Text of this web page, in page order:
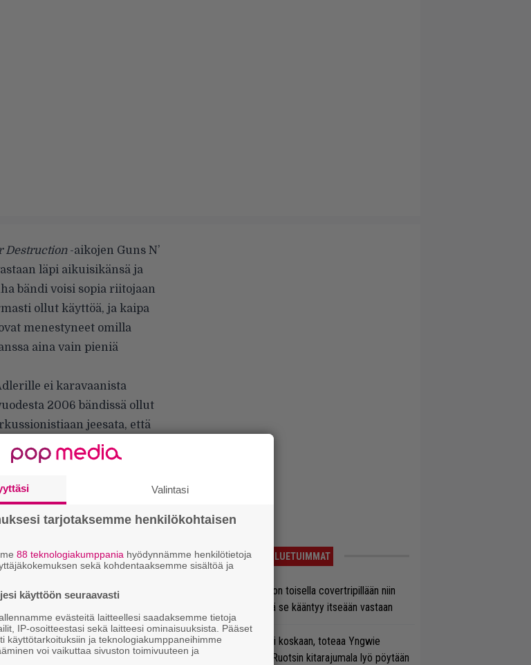
Destruction-aikojen Guns N’
läpi aikuisikänsä ja
bändi voisi sopia riitojaan
ollut käyttöä, ja kaipa
menestyneet omilla
aina vain pieniä
ei karavaanista
2006 bändissä ollut
jeesata, että
keikalle kahden
Sirius XM -kanavan
annin tekstimuodossa.
LUETUIMMAT
Arvio: Saimaa on toisella covertripillään niin
suvereeni, että se kääntyy itseään vastaan
Se on nyt tai ei koskaan, toteaa Yngwie
Malmsteen – Ruotsin kitarajumala lyö pöytään
Valintasi
tarjotaksemme henkilökohtaisen
88 teknologiakumppania hyödynnämme henkilötietoja
sekä kohdentaaksemme sisältöä ja
käyttöön seuraavasti
evästeitä laitteellesi saadaksemme tietoja
IP-osoitteestasi sekä laitteesi ominaisuuksista. Pääset
käyttötarkoituksiin ja teknologiakumppaneihimme
voi vaikuttaa sivuston toimivuuteen ja